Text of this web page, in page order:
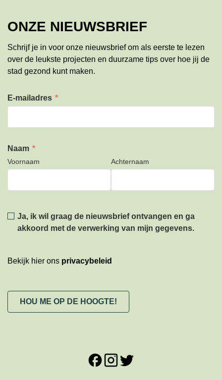
ONZE NIEUWSBRIEF
Schrijf je in voor onze nieuwsbrief om als eerste te lezen
over de leukste projecten en duurzame tips over hoe jij de
stad gezond kunt maken.
E-mailadres *
Naam *
Voornaam Achternaam
Privacy
Ja, ik wil graag de nieuwsbrief ontvangen en ga
akkoord met de verwerking van mijn gegevens.
Bekijk hier ons privacybeleid